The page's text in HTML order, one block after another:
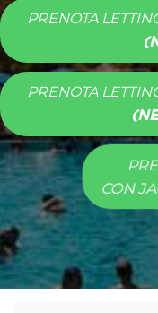
PRENOTA
PRENOTA
CON